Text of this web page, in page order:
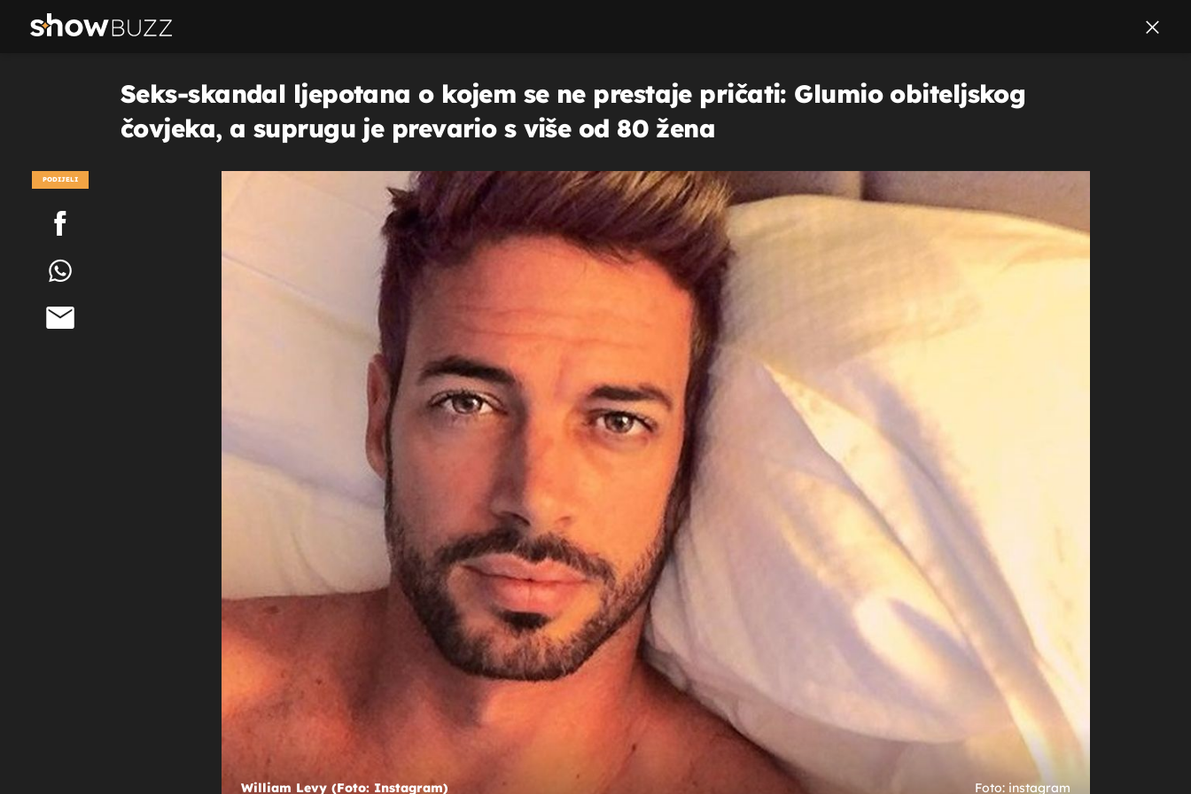
Seks-skandal ljepotana o kojem se ne prestaje pričati: Glumio obiteljskog
čovjeka, a suprugu je prevario s više od 80 žena
PODIJELI
William Levy (Foto: Instagram) Foto: instagram
William Levy (Foto: Instagram) Foto: Instagram
William Levy (Foto: Profimedia) Foto: Profimedia
William Levy (Foto: Profimedia) Foto: Profimedia
Tko je glumac koji neodoljivo podsjeća na
nekadašnjeg zavodnika iz sapunica?
DANAS IMA 43 GODINE
Sjećate se Marichuy? Život nakon serije
obilježio joj je ljubavni skandal
VEZA S BUNTOVNIM MILJENIKOM
Jedna je od najfatalnijih zvijezda
telenovela, a i njen privatni život liči na
sapunicu